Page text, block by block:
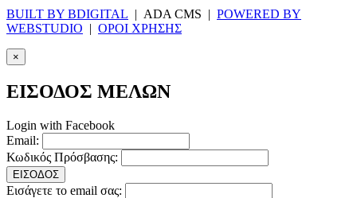
BUILT BY BDIGITAL | ADA CMS | POWERED BY
WEBSTUDIO | ΟΡΟΙ ΧΡΗΣΗΣ
×
ΕΙΣΟΔΟΣ ΜΕΛΩΝ
Login with Facebook
Email:
Κωδικός Πρόσβασης:
ΕΙΣΟΔΟΣ
Εισάγετε το email σας: